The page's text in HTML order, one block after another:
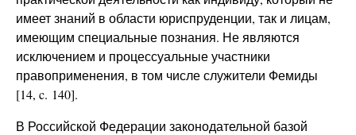
имеет знаний в области юриспруденции, так и лицам,
имеющим специальные познания. Не являются
исключением и процессуальные участники
правоприменения, в том числе служители Фемиды
[14, c. 140].
В Российской Федерации законодательной базой